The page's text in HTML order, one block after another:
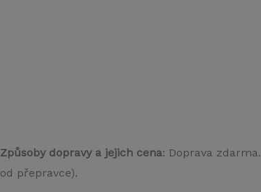
Způsoby dopravy a jejich cena: Doprava zdarma.
od přepravce).